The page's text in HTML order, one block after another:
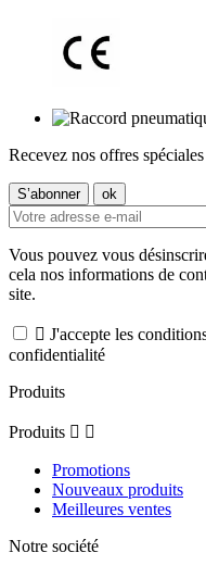
Recevez nos offres spéciales
Vous pouvez vous
cela nos informations de
site.
 J'accepte les
confidentialité
Produits
Produits  
Promotions
Nouveaux produits
Meilleures ventes
Notre société